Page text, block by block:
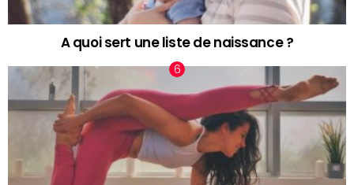
A quoi sert une liste de naissance ?